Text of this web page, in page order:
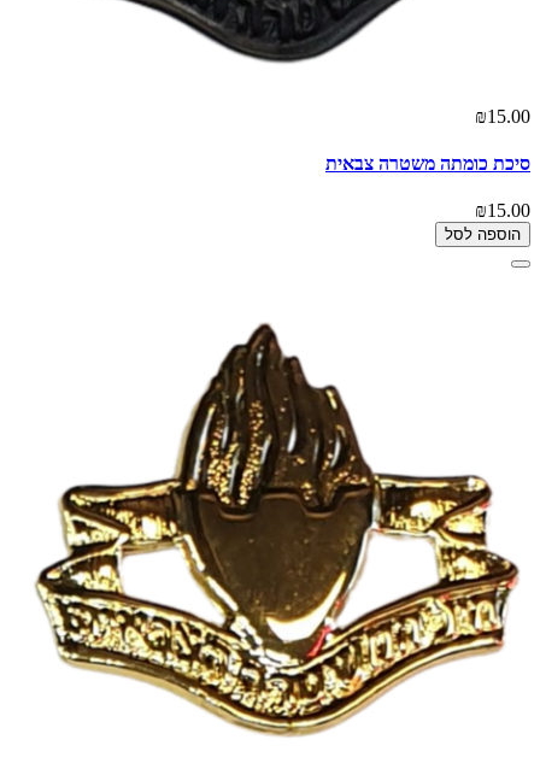
₪15.00
סיכת כומתה משטרה צבאית
₪15.00
הוספה לסל